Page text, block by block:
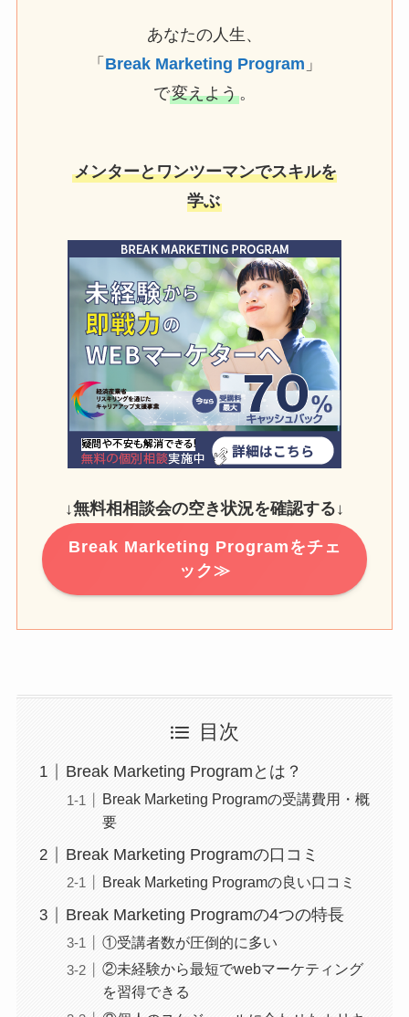
あなたの人生、
「 Break Marketing Program 」
で変えよう。
メンターとワンツーマンでスキルを
学ぶ
↓無料相相談会の空き状況を確認する↓
Break Marketing Programをチェ
ック≫
目次
Break Marketing Programとは？
Break Marketing Programの受講費用・概
要
Break Marketing Programの口コミ
Break Marketing Programの良い口コミ
Break Marketing Programの4つの特長
①受講者数が圧倒的に多い
②未経験から最短でwebマーケティング
を習得できる